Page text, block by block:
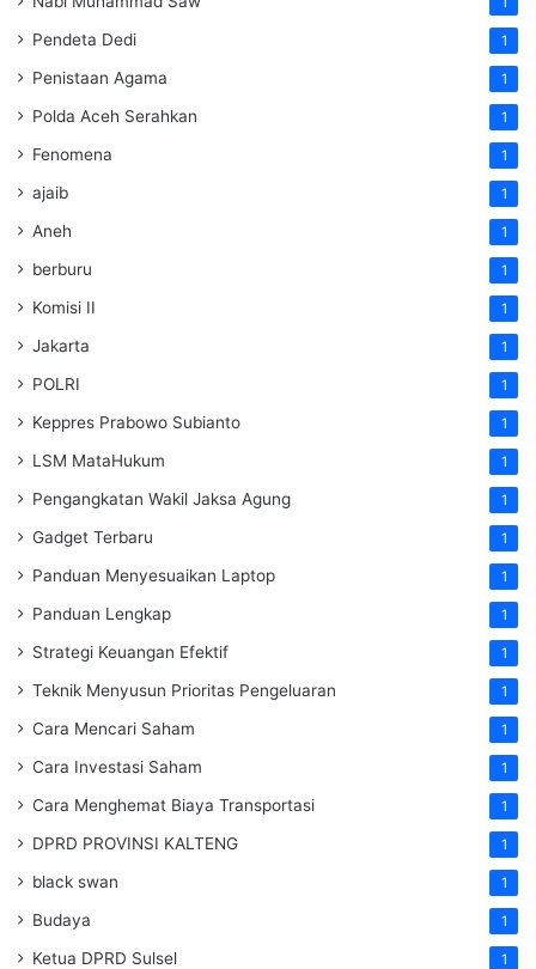
Pendeta Dedi 1
Penistaan Agama 1
Polda Aceh Serahkan 1
Fenomena 1
ajaib 1
Aneh 1
berburu 1
Komisi II 1
Jakarta 1
POLRI 1
Keppres Prabowo Subianto 1
LSM MataHukum 1
Pengangkatan Wakil Jaksa Agung 1
Gadget Terbaru 1
Panduan Menyesuaikan Laptop 1
Panduan Lengkap 1
Strategi Keuangan Efektif 1
Teknik Menyusun Prioritas Pengeluaran 1
Cara Mencari Saham 1
Cara Investasi Saham 1
Cara Menghemat Biaya Transportasi 1
DPRD PROVINSI KALTENG 1
black swan 1
Budaya 1
Ketua DPRD Sulsel 1